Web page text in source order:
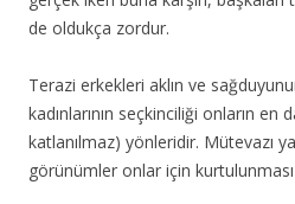
de oldukça zordur.
Terazi erkekleri aklın ve
kadınlarının seçkinciliği onların en
katlanılmaz) yönleridir. Mütevazı
görünümler onlar için